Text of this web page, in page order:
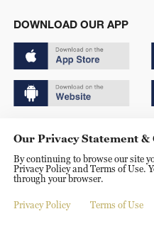
DOWNLOAD OUR APP
京ICP备20000184号
京公网安备 11010502050052
Disinformation report hotline: 010-
Our Privacy Statement &
By continuing to browse our site
Privacy Policy and Terms of Use.
through your browser.
Privacy Policy Terms of Use